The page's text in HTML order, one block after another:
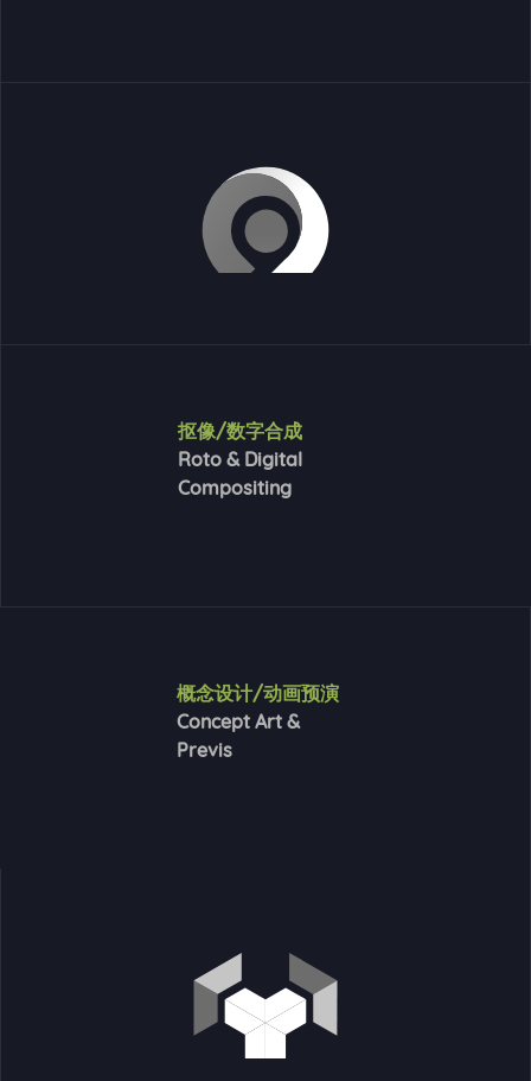
抠像/数字合成
Roto & Digital
Compositing
概念设计/动画预演
Concept Art &
Previs